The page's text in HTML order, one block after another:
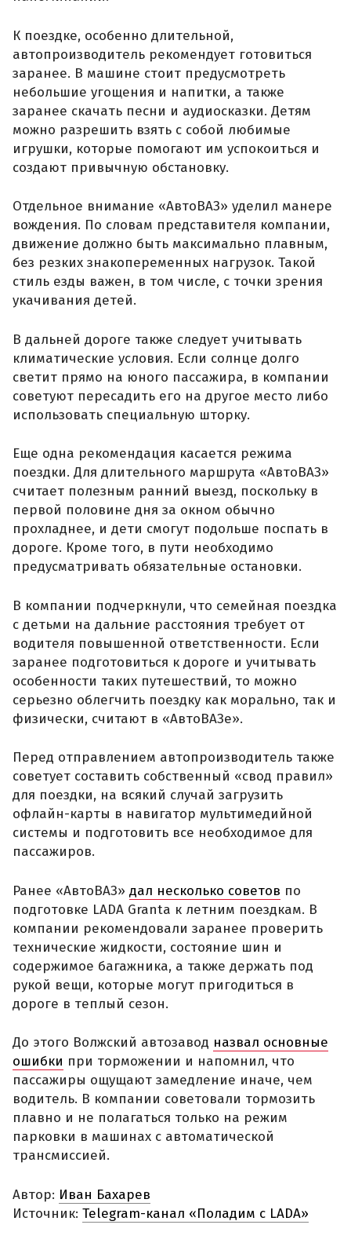
К поездке, особенно длительной,
автопроизводитель рекомендует готовиться
заранее. В машине стоит предусмотреть
небольшие угощения и напитки, а также
заранее скачать песни и аудиосказки. Детям
можно разрешить взять с собой любимые
игрушки, которые помогают им успокоиться и
создают привычную обстановку.
Отдельное внимание «АвтоВАЗ» уделил манере
вождения. По словам представителя компании,
движение должно быть максимально плавным,
без резких знакопеременных нагрузок. Такой
стиль езды важен, в том числе, с точки зрения
укачивания детей.
В дальней дороге также следует учитывать
климатические условия. Если солнце долго
светит прямо на юного пассажира, в компании
советуют пересадить его на другое место либо
использовать специальную шторку.
Еще одна рекомендация касается режима
поездки. Для длительного маршрута «АвтоВАЗ»
считает полезным ранний выезд, поскольку в
первой половине дня за окном обычно
прохладнее, и дети смогут подольше поспать в
дороге. Кроме того, в пути необходимо
предусматривать обязательные остановки.
В компании подчеркнули, что семейная поездка
с детьми на дальние расстояния требует от
водителя повышенной ответственности. Если
заранее подготовиться к дороге и учитывать
особенности таких путешествий, то можно
серьезно облегчить поездку как морально, так и
физически, считают в «АвтоВАЗе».
Перед отправлением автопроизводитель также
советует составить собственный «свод правил»
для поездки, на всякий случай загрузить
офлайн-карты в навигатор мультимедийной
системы и подготовить все необходимое для
пассажиров.
Ранее «АвтоВАЗ» дал несколько советов по
подготовке LADA Granta к летним поездкам. В
компании рекомендовали заранее проверить
технические жидкости, состояние шин и
содержимое багажника, а также держать под
рукой вещи, которые могут пригодиться в
дороге в теплый сезон.
До этого Волжский автозавод назвал основные
ошибки при торможении и напомнил, что
пассажиры ощущают замедление иначе, чем
водитель. В компании советовали тормозить
плавно и не полагаться только на режим
парковки в машинах с автоматической
трансмиссией.
Автор: Иван Бахарев
Источник: Telegram-канал «Поладим с LADA»